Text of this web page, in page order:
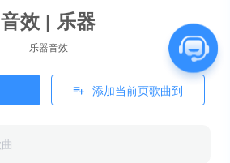
音效 | 乐器
乐器音效
添加当前页歌曲到